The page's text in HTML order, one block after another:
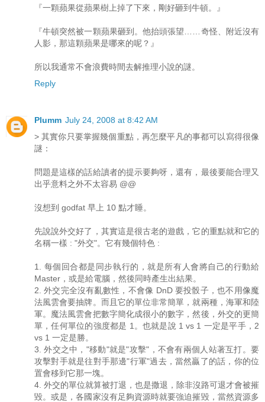
『一顆蘋果從蘋果樹上掉了下來，剛好砸到牛頓。』
『牛頓突然被一顆蘋果砸到。他抬頭張望……奇怪、附近沒有
人影，那這顆蘋果是哪來的呢？』
所以我通常不會浪費時間去解推理小說的謎。
Reply
Plumm July 24, 2008 at 8:42 AM
> 其實你只要掌握幾個重點，再怎麼平凡的事都可以寫得很像
謎：
問題是這樣的話給讀者的提示要夠呀，還有，最後要能合理又
出乎意料之外不太容易 @@
沒想到 godfat 早上 10 點才睡。
先說說外交好了，其實這是很古老的遊戲，它的重點就和它的
名稱一樣 : "外交"。它有幾個特色 :
1. 每個回合都是同步執行的，就是所有人會將自己的行動給
Master，或是給電腦，然後同時產生出結果。
2. 外交完全沒有亂數性，不會像 DnD 要投骰子，也不用像魔
法風雲會要抽牌。而且它的單位非常簡單，就兩種，海軍和陸
軍。魔法風雲會把數字簡化成很小的數字，然後，外交的更簡
單，任何單位的強度都是 1。也就是說 1 vs 1 一定是平手，2
vs 1 一定是勝。
3. 外交之中，"移動"就是"攻擊"，不會有兩個人站著互打。要
攻擊對手就是往對手那邊"行軍"過去，當然贏了的話，你的位
置會移到它那一塊。
4. 外交的單位就算被打退，也是撒退，除非沒路可退才會被摧
毀。或是，各國家沒有足夠資源時就要強迫摧毀，當然資源多